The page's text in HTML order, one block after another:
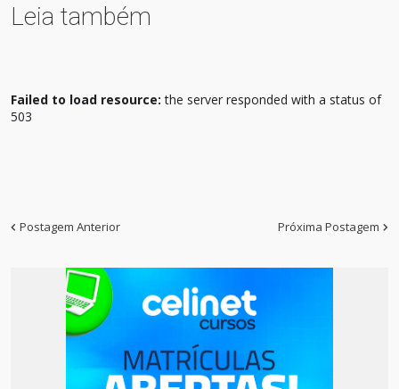
Leia também
Failed to load resource: the server responded with a status of
503
Postagem Anterior Próxima Postagem